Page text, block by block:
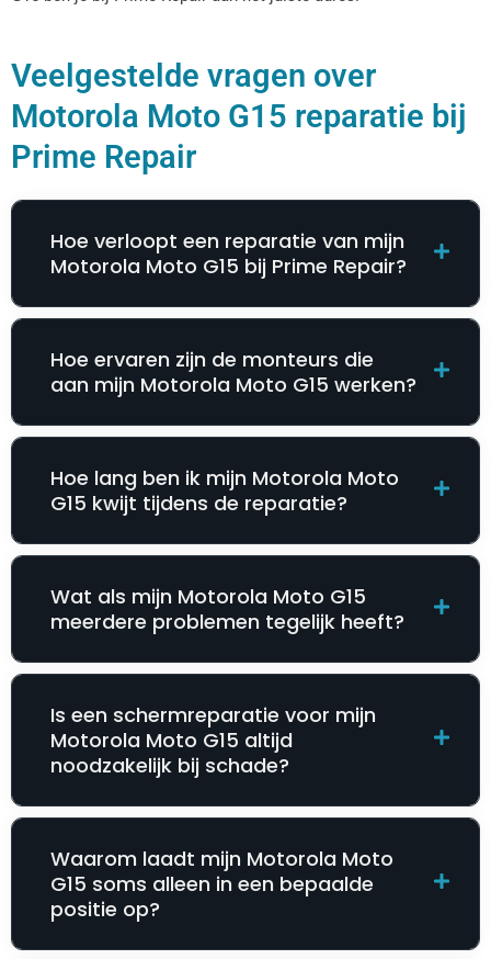
Veelgestelde vragen over
Motorola Moto G15 reparatie bij
Prime Repair
Hoe verloopt een reparatie van mijn
Motorola Moto G15 bij Prime Repair?
Hoe ervaren zijn de monteurs die
aan mijn Motorola Moto G15 werken?
Hoe lang ben ik mijn Motorola Moto
G15 kwijt tijdens de reparatie?
Wat als mijn Motorola Moto G15
meerdere problemen tegelijk heeft?
Is een schermreparatie voor mijn
Motorola Moto G15 altijd
noodzakelijk bij schade?
Waarom laadt mijn Motorola Moto
G15 soms alleen in een bepaalde
positie op?